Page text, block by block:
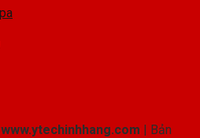
www.ytechinhhang.com | Bản